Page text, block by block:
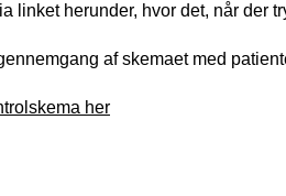
linket herunder, hvor det, når der
af skemaet med
her